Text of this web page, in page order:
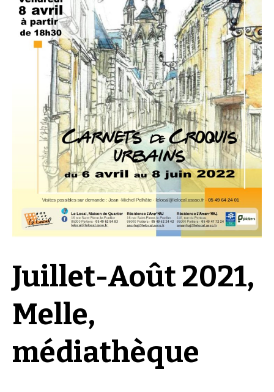
Juillet-Août 2021,
Melle,
médiathèque